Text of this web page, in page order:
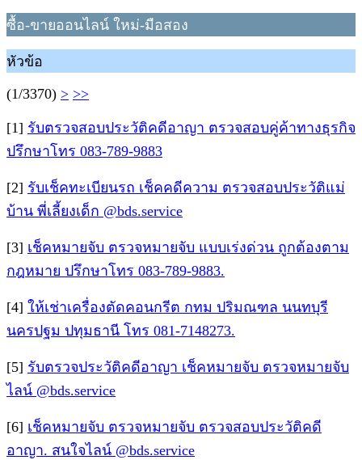
ซื้อ-ขายออนไลน์ ใหม่-มือสอง
หัวข้อ
(1/3370) > >>
[1] รับตรวจสอบประวัติคดีอาญา ตรวจสอบคู่ค้าทางธุรกิจ
ปรึกษาโทร 083-789-9883
[2] รับเช็คทะเบียนรถ เช็คคดีความ ตรวจสอบประวัติแม่
บ้าน พี่เลี้ยงเด็ก @bds.service
[3] เช็คหมายจับ ตรวจหมายจับ แบบเร่งด่วน ถูกต้องตาม
กฎหมาย ปรึกษาโทร 083-789-9883.
[4] ให้เช่าเครื่องตัดคอนกรีต กทม ปริมณฑล นนทบุรี
นครปฐม ปทุมธานี โทร 081-7148273.
[5] รับตรวจประวัติคดีอาญา เช็คหมายจับ ตรวจหมายจับ
ไลน์ @bds.service
[6] เช็คหมายจับ ตรวจหมายจับ ตรวจสอบประวัติคดี
อาญา. สนใจไลน์ @bds.service